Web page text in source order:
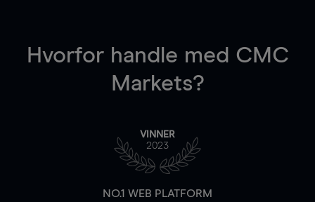
Hvorfor handle med CMC
Markets?
VINNER
2023
NO.1 WEB PLATFORM